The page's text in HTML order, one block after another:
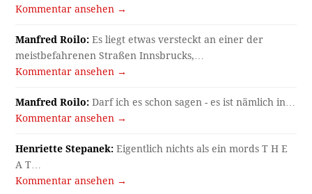
Kommentar ansehen →
Manfred Roilo: Es liegt etwas versteckt an einer der
meistbefahrenen Straßen Innsbrucks,…
Kommentar ansehen →
Manfred Roilo: Darf ich es schon sagen - es ist nämlich in…
Kommentar ansehen →
Henriette Stepanek: Eigentlich nichts als ein mords T H E
A T…
Kommentar ansehen →